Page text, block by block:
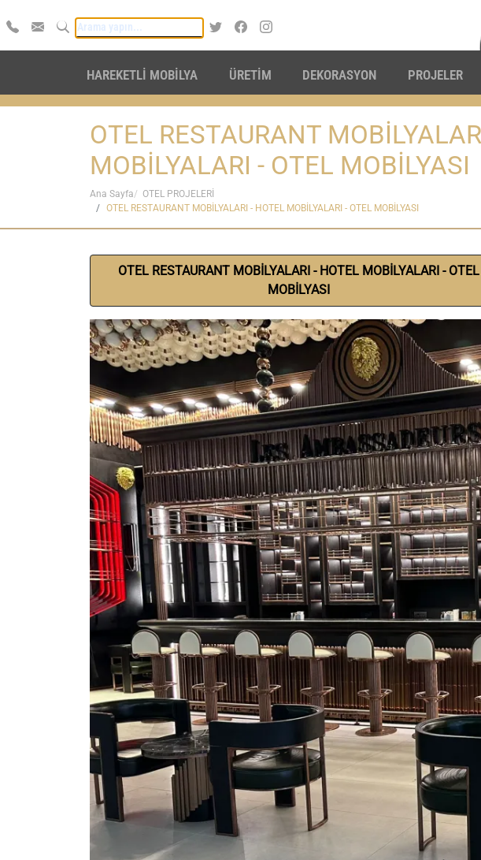
HAREKETLİ MOBİLYA ÜRETİM DEKORASYON PROJELER
OTEL RESTAURANT
MOBİLYALARI - OTEL MOBİLYASI
Ana Sayfa
OTEL PROJELERİ
OTEL RESTAURANT MOBİLYALARI - HOTEL MOBİLYALARI - OTEL MOBİLYASI
OTEL RESTAURANT MOBİLYALARI - HOTEL MOBİLYALARI - OTEL
MOBİLYASI